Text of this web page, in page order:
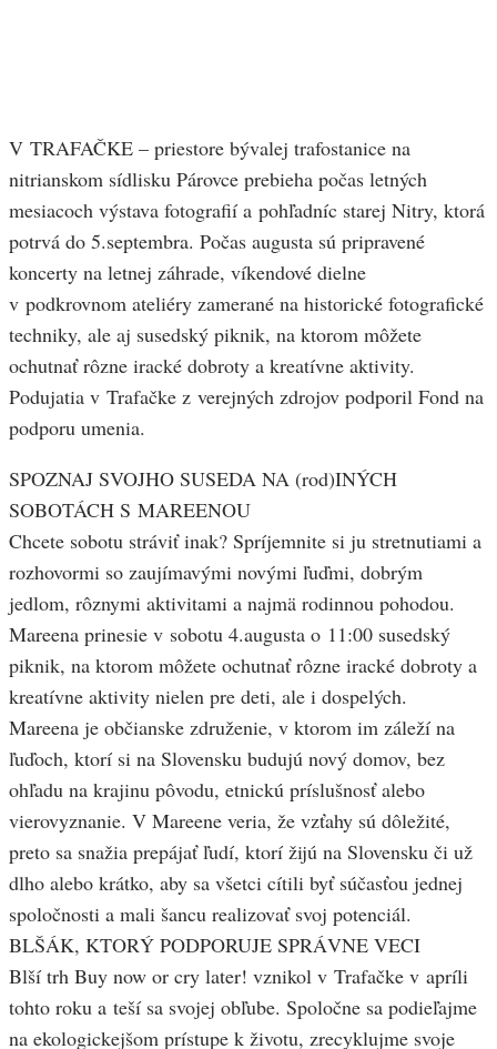
V TRAFAČKE – priestore bývalej trafostanice na
nitrianskom sídlisku Párovce prebieha počas letných
mesiacoch výstava fotografií a pohľadníc starej Nitry, ktorá
potrvá do 5.septembra. Počas augusta sú pripravené
koncerty na letnej záhrade, víkendové dielne
v podkrovnom ateliéry zamerané na historické fotografické
techniky, ale aj susedský piknik, na ktorom môžete
ochutnať rôzne iracké dobroty a kreatívne aktivity.
Podujatia v Trafačke z verejných zdrojov podporil Fond na
podporu umenia.
SPOZNAJ SVOJHO SUSEDA NA (rod)INÝCH
SOBOTÁCH S MAREENOU
Chcete sobotu stráviť inak? Spríjemnite si ju stretnutiami a
rozhovormi so zaujímavými novými ľuďmi, dobrým
jedlom, rôznymi aktivitami a najmä rodinnou pohodou.
Mareena prinesie v sobotu 4.augusta o 11:00 susedský
piknik, na ktorom môžete ochutnať rôzne iracké dobroty a
kreatívne aktivity nielen pre deti, ale i dospelých.
Mareena je občianske združenie, v ktorom im záleží na
ľuďoch, ktorí si na Slovensku budujú nový domov, bez
ohľadu na krajinu pôvodu, etnickú príslušnosť alebo
vierovyznanie. V Mareene veria, že vzťahy sú dôležité,
preto sa snažia prepájať ľudí, ktorí žijú na Slovensku či už
dlho alebo krátko, aby sa všetci cítili byť súčasťou jednej
spoločnosti a mali šancu realizovať svoj potenciál.
BLŠÁK, KTORÝ PODPORUJE SPRÁVNE VECI
Blší trh Buy now or cry later! vznikol v Trafačke v apríli
tohto roku a teší sa svojej obľube. Spoločne sa podieľajme
na ekologickejšom prístupe k životu, zrecyklujme svoje